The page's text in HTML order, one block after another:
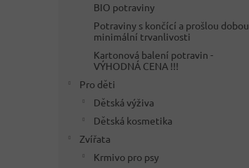
BIO potraviny
Potraviny s končící a prošlou dobou
minimální trvanlivosti
Kartonová balení potravin -
VÝHODNÁ CENA !!!
Pro děti
Dětská výživa
Dětská kosmetika
Zvířata
Krmivo pro psy